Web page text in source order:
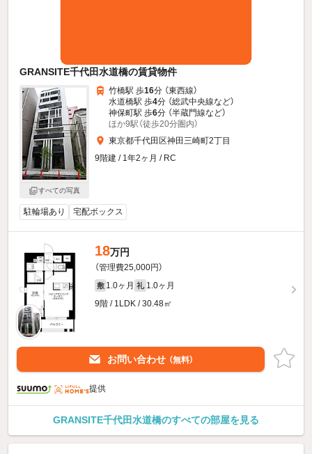
GRANSITE千代田水道橋の賃貸物件
すべての写真
竹橋駅 歩16分 （東西線）
水道橋駅 歩4分 （総武中央線など）
神保町駅 歩6分 （半蔵門線など）
ほか9駅（徒歩20分圏内）
東京都千代田区神田三崎町2丁目
9階建 / 1年2ヶ月 / RC
駐輪場あり 宅配ボックス
18万円
（管理費25,000円）
敷 1.0ヶ月 礼 1.0ヶ月
9階 / 1LDK / 30.48㎡
お問い合わせ （無料）
提供
GRANSITE千代田水道橋のすべての部屋を見る